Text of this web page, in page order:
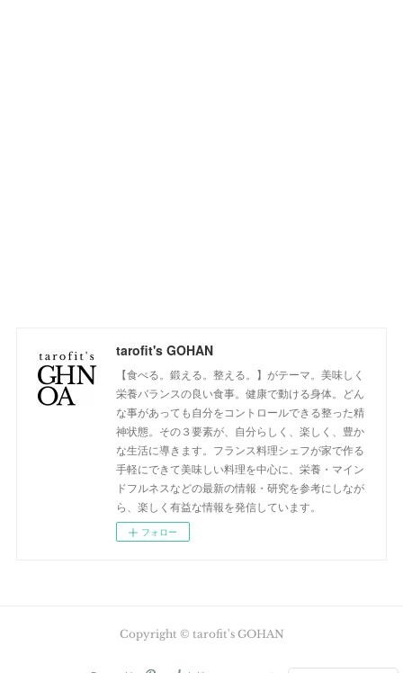
tarofit's GOHAN
【食べる。鍛える。整える。】がテーマ。美味しく
栄養バランスの良い食事。健康で動ける身体。どん
な事があっても自分をコントロールできる整った精
神状態。その３要素が、自分らしく、楽しく、豊か
な生活に導きます。フランス料理シェフが家で作る
手軽にできて美味しい料理を中心に、栄養・マイン
ドフルネスなどの最新の情報・研究を参考にしなが
ら、楽しく有益な情報を発信しています。
フォロー
Copyright © tarofit's GOHAN